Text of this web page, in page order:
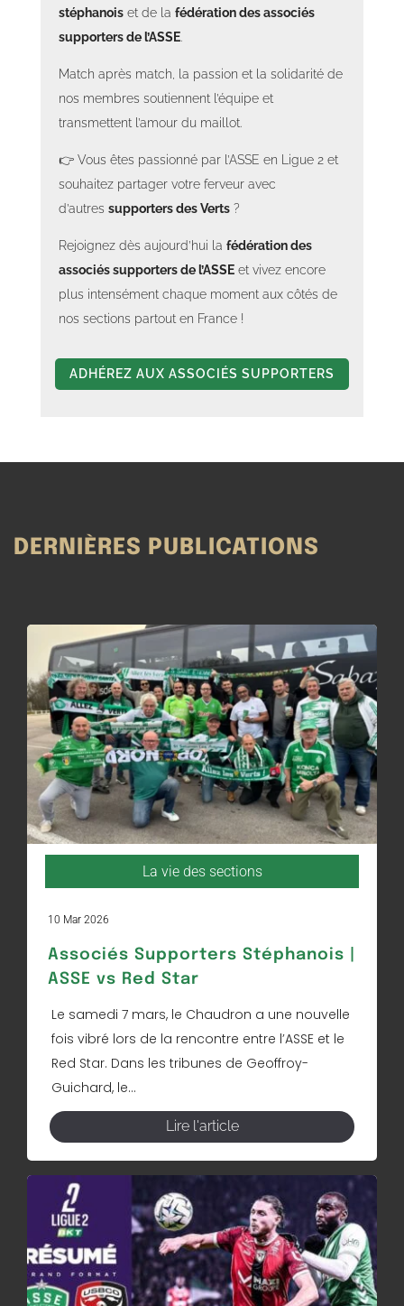
Section 242 - Lou Peirou - ASSE - Grenoble - Août 2025
Section 242 - Lou Peirou - ASSE - Grenoble - Août 2025
stéphanois et de la fédération des associés
supporters de l’ASSE.
Match après match, la passion et la solidarité de
nos membres soutiennent l’équipe et
transmettent l’amour du maillot.
👉 Vous êtes passionné par l’ASSE en Ligue 2 et
souhaitez partager votre ferveur avec
d’autres supporters des Verts ?
Rejoignez dès aujourd’hui la fédération des
associés supporters de l’ASSE et vivez encore
plus intensément chaque moment aux côtés de
nos sections partout en France !
ADHÉREZ AUX ASSOCIÉS SUPPORTERS
DERNIÈRES PUBLICATIONS
La vie des sections
10 Mar 2026
Associés Supporters Stéphanois |
ASSE vs Red Star
Le samedi 7 mars, le Chaudron a une nouvelle
fois vibré lors de la rencontre entre l’ASSE et le
Red Star. Dans les tribunes de Geoffroy-
Guichard, le...
Lire l'article